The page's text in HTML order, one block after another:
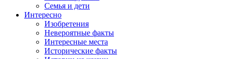
Семья и дети
Интересно
Изобретения
Невероятные факты
Интересные места
Исторические факты